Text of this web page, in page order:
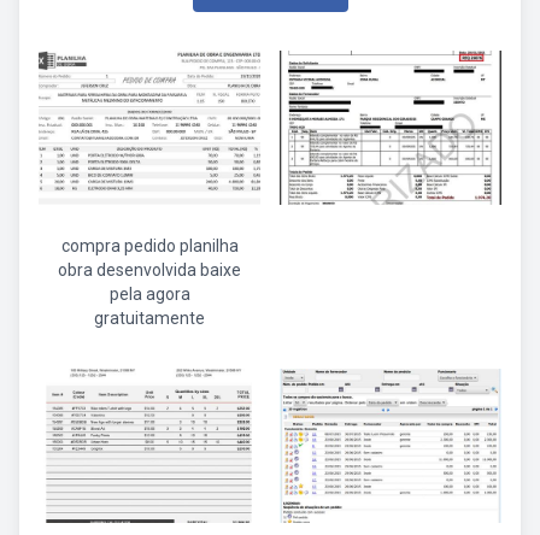
compra pedido planilha
obra desenvolvida baixe
pela agora
gratuitamente